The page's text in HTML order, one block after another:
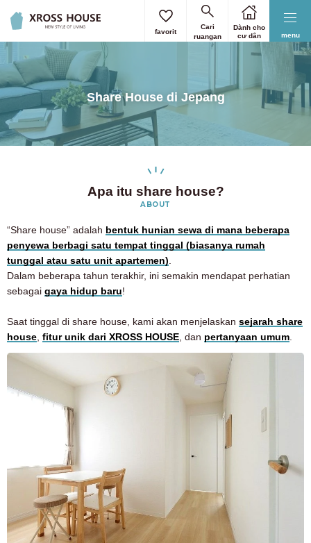
menu
favorit
Cari
ruangan
Dành cho
cư dân
Share House di Jepang
Apa itu share house?
ABOUT
“Share house” adalah bentuk hunian sewa di mana beberapa
penyewa berbagi satu tempat tinggal (biasanya rumah
tunggal atau satu unit apartemen)
Dalam beberapa tahun terakhir, ini semakin mendapat perhatian
sebagai gaya hidup baru!
Saat tinggal di share house, kami akan menjelaskan sejarah share
house fitur unik dari XROSS HOUSE , dan pertanyaan umum